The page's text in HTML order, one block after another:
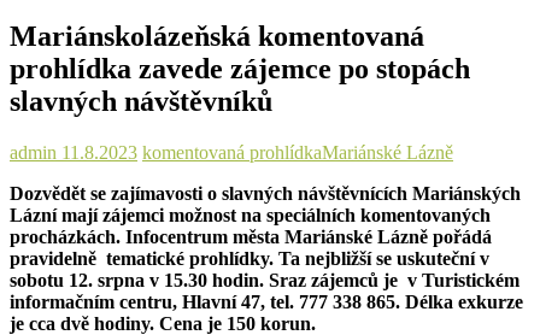
Mariánskolázeňská komentovaná
prohlídka zavede zájemce po stopách
slavných návštěvníků
admin 11.8.2023 komentovaná prohlídkaMariánské Lázně
Dozvědět se zajímavosti o slavných návštěvnících Mariánských
Lázní mají zájemci možnost na speciálních komentovaných
procházkách. Infocentrum města Mariánské Lázně pořádá
pravidelně tematické prohlídky. Ta nejbližší se uskuteční v
sobotu 12. srpna v 15.30 hodin. Sraz zájemců je v Turistickém
informačním centru, Hlavní 47, tel. 777 338 865. Délka exkurze
je cca dvě hodiny. Cena je 150 korun.